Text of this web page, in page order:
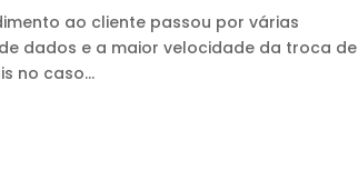
ao cliente passou por várias
dados e a maior velocidade da troca de
no caso...